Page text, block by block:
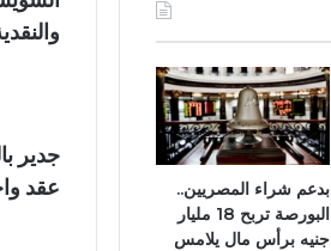
جدير
عقد
بدعم شراء المصريين..
البورصة تربح 18 مليار
جنيه برأس مال يلامس